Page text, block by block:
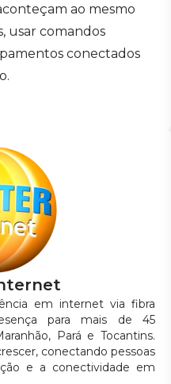
ao mesmo
usar comandos
conectados
em internet via fibra
para mais de 45
Pará e Tocantins.
conectando pessoas
e a conectividade em